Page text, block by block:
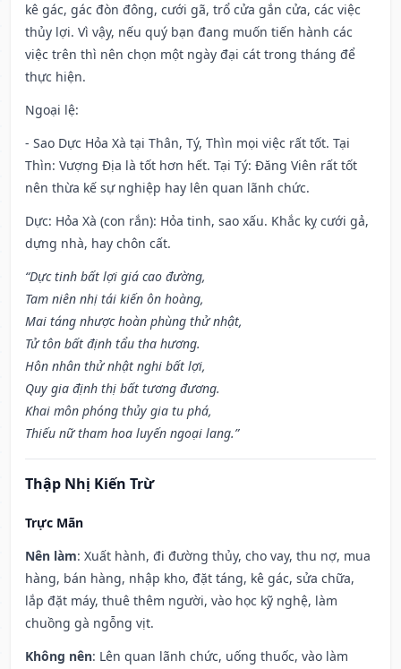
kê gác, gác đòn đông, cưới gã, trổ cửa gắn cửa, các việc
thủy lợi. Vì vậy, nếu quý bạn đang muốn tiến hành các
việc trên thì nên chọn một ngày đại cát trong tháng để
thực hiện.
Ngoại lệ:
- Sao Dực Hỏa Xà tại Thân, Tý, Thìn mọi việc rất tốt. Tại
Thìn: Vượng Địa là tốt hơn hết. Tại Tý: Đăng Viên rất tốt
nên thừa kế sự nghiệp hay lên quan lãnh chức.
Dực: Hỏa Xà (con rắn): Hỏa tinh, sao xấu. Khắc kỵ cưới gả,
dựng nhà, hay chôn cất.
“Dực tinh bất lợi giá cao đường,
Tam niên nhị tái kiến ôn hoàng,
Mai táng nhược hoàn phùng thử nhật,
Tử tôn bất định tẩu tha hương.
Hôn nhân thử nhật nghi bất lợi,
Quy gia định thị bất tương đương.
Khai môn phóng thủy gia tu phá,
Thiếu nữ tham hoa luyến ngoại lang.”
Thập Nhị Kiến Trừ
Trực Mãn
Nên làm: Xuất hành, đi đường thủy, cho vay, thu nợ, mua
hàng, bán hàng, nhập kho, đặt táng, kê gác, sửa chữa,
lắp đặt máy, thuê thêm người, vào học kỹ nghệ, làm
chuồng gà ngỗng vịt.
Không nên: Lên quan lãnh chức, uống thuốc, vào làm